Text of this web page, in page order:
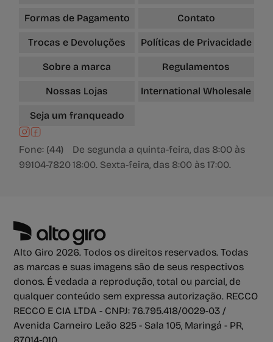
Formas de Pagamento Contato
Trocas e Devoluções Políticas de Privacidade
Sobre a marca Regulamentos
Nossas Lojas International Wholesale
Seja um franqueado
Fone: (44)
99104-7820
De segunda a quinta-feira, das 8:00 às
18:00. Sexta-feira, das 8:00 às 17:00.
Alto Giro 2026. Todos os direitos reservados. Todas
as marcas e suas imagens são de seus respectivos
donos. É vedada a reprodução, total ou parcial, de
qualquer conteúdo sem expressa autorização. RECCO
RECCO E CIA LTDA - CNPJ: 76.795.418/0029-03 /
Avenida Carneiro Leão 825 - Sala 105, Maringá - PR,